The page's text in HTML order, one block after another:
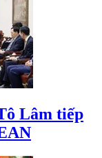
Lâm tiếp